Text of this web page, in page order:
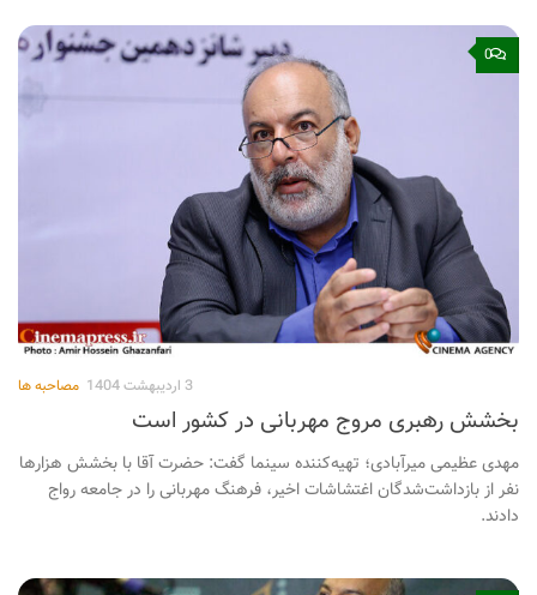
0
مصاحبه ها 3 اردیبهشت 1404
بخشش رهبری مروج مهربانی در کشور است
مهدی عظیمی میرآبادی؛ تهیه‌کننده سینما گفت: حضرت آقا با بخشش هزارها
نفر از بازداشت‌شدگان اغتشاشات اخیر، فرهنگ مهربانی را در جامعه رواج
دادند.